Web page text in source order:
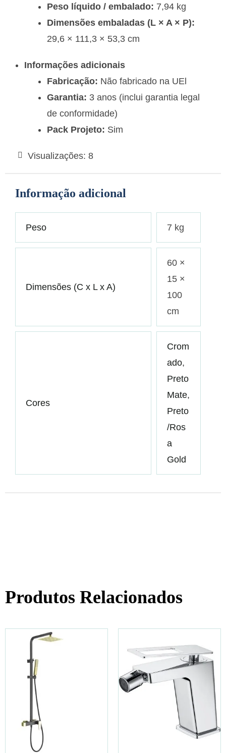
Peso líquido / embalado: 7,94 kg
Dimensões embaladas (L × A × P):
29,6 × 111,3 × 53,3 cm
Informações adicionais
Fabricação: Não fabricado na UEl
Garantia: 3 anos (inclui garantia legal
de conformidade)
Pack Projeto: Sim
Visualizações: 8
Informação adicional
Peso 7 kg
Dimensões (C x L x A)
60 ×
15 ×
100
cm
Cores
Crom
ado,
Preto
Mate,
Preto
/Ros
a
Gold
Produtos Relacionados